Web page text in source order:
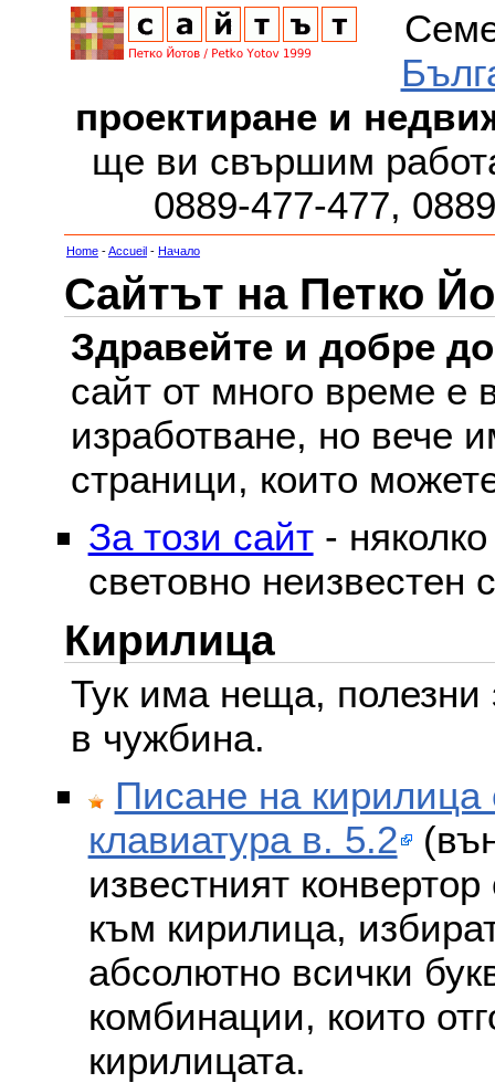
проектиране и
ще ви свършим
0889-477-477,
Home -Accueil - Начало
Сайтът на Петко
Здравейте и добре
сайт от много време е
изработване, но вече
страници, които
За този сайт-
световно неизвестен
Кирилица
Тук има неща, полезни
в чужбина.
Писане на кирилица
клавиатура в. 5.2
известният
към кирилица,
абсолютно всички
комбинации, които
кирилицата.